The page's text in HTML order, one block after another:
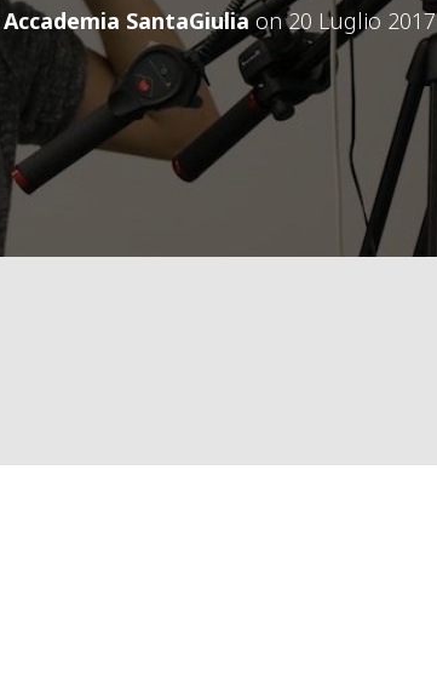
Accademia SantaGiuliaon20 Luglio 2017